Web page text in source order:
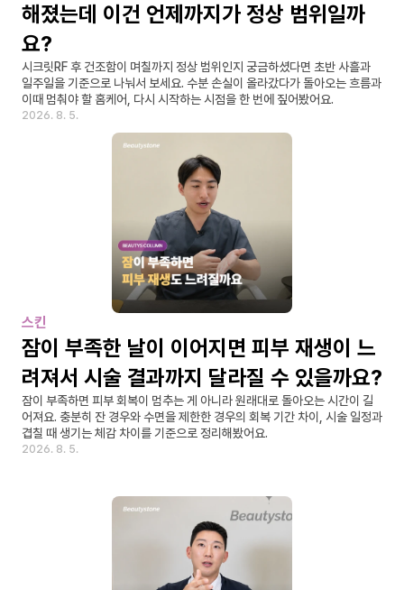
해졌는데 이건 언제까지가 정상 범위일까
요?
시크릿RF 후 건조함이 며칠까지 정상 범위인지 궁금하셨다면 초반 사흘과
일주일을 기준으로 나눠서 보세요. 수분 손실이 올라갔다가 돌아오는 흐름과
이때 멈춰야 할 홈케어, 다시 시작하는 시점을 한 번에 짚어봤어요.
2026. 8. 5.
스킨
잠이 부족한 날이 이어지면 피부 재생이 느
려져서 시술 결과까지 달라질 수 있을까요?
잠이 부족하면 피부 회복이 멈추는 게 아니라 원래대로 돌아오는 시간이 길
어져요. 충분히 잔 경우와 수면을 제한한 경우의 회복 기간 차이, 시술 일정과
겹칠 때 생기는 체감 차이를 기준으로 정리해봤어요.
2026. 8. 5.